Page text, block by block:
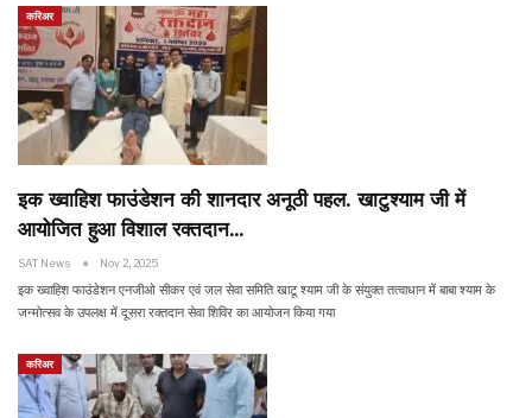
करिअर
इक ख्वाहिश फाउंडेशन की शानदार अनूठी पहल. खाटुश्याम जी में
आयोजित हुआ विशाल रक्तदान…
SAT News Nov 2, 2025
इक ख्वाहिश फाउंडेशन एनजीओ सीकर एवं जल सेवा समिति खाटू श्याम जी के संयुक्त तत्वाधान में बाबा श्याम के
जन्मोत्सव के उपलक्ष में दूसरा रक्तदान सेवा शिविर का आयोजन किया गया
करिअर